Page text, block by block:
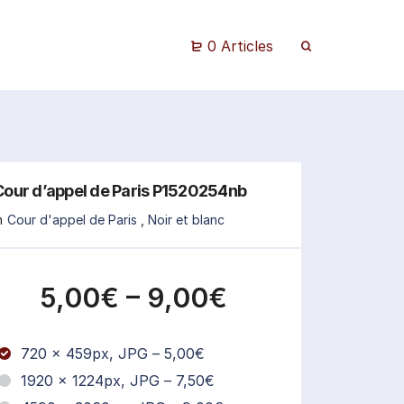
0 Articles
d’appel de Paris P1520254nb
Cour d'appel de Paris Noir et blanc
5,00€ – 9,00€
720 x 459px, JPG – 5,00€
1920 x 1224px, JPG – 7,50€